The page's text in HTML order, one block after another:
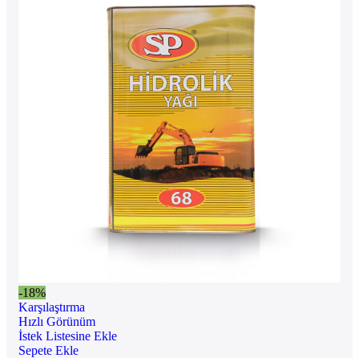
-18%
Karşılaştırma
Hızlı Görünüm
İstek Listesine Ekle
Sepete Ekle